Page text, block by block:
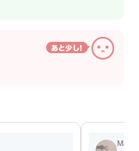
Mary